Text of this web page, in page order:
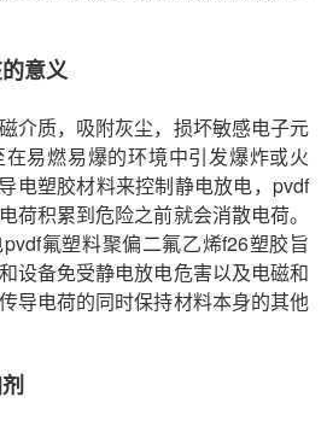
意义
介质，吸附灰尘，损坏敏感电子元
易燃易爆的环境中引发爆炸或火
电塑胶材料来控制静电放电，pvdf
荷积累到危险之前就会消散电荷。
氟塑料聚偏二氟乙烯f26塑胶旨
设备免受静电放电危害以及电磁和
导电荷的同时保持材料本身的其他